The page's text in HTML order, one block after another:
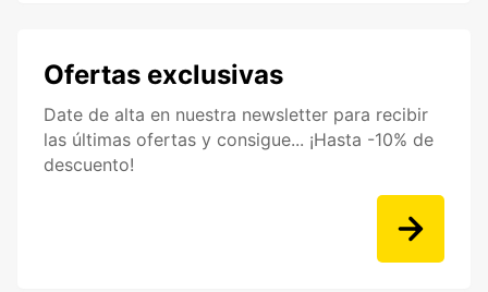
Ofertas exclusivas
Date de alta en nuestra newsletter para recibir
las últimas ofertas y consigue... ¡Hasta -10% de
descuento!